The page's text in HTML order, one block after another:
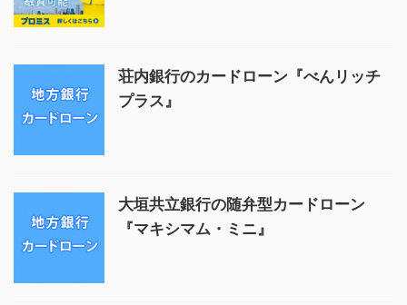
荘内銀行のカードローン『べんリッチ
プラス』
大垣共立銀行の随弁型カードローン
『マキシマム・ミニ』